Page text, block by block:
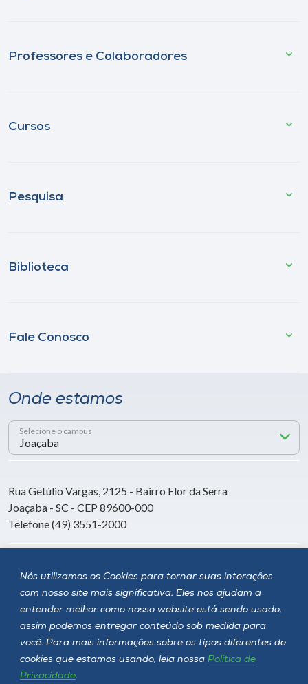
Nós utilizamos os Cookies para tornar suas interações
com nosso site mais significativa. Eles nos ajudam a
entender melhor como nosso website está sendo usado,
assim podemos entregar conteúdo sob medida para
você. Para mais informações sobre os tipos diferentes de
cookies que estamos usando, leia nossa Política de
Privacidade.
Professores e Colaboradores
Cursos
Pesquisa
Biblioteca
Fale Conosco
Onde estamos
Selecione o campus
Rua Getúlio Vargas, 2125 - Bairro Flor da Serra
Joaçaba - SC - CEP 89600-000
Telefone (49) 3551-2000
Siga a Unoesc